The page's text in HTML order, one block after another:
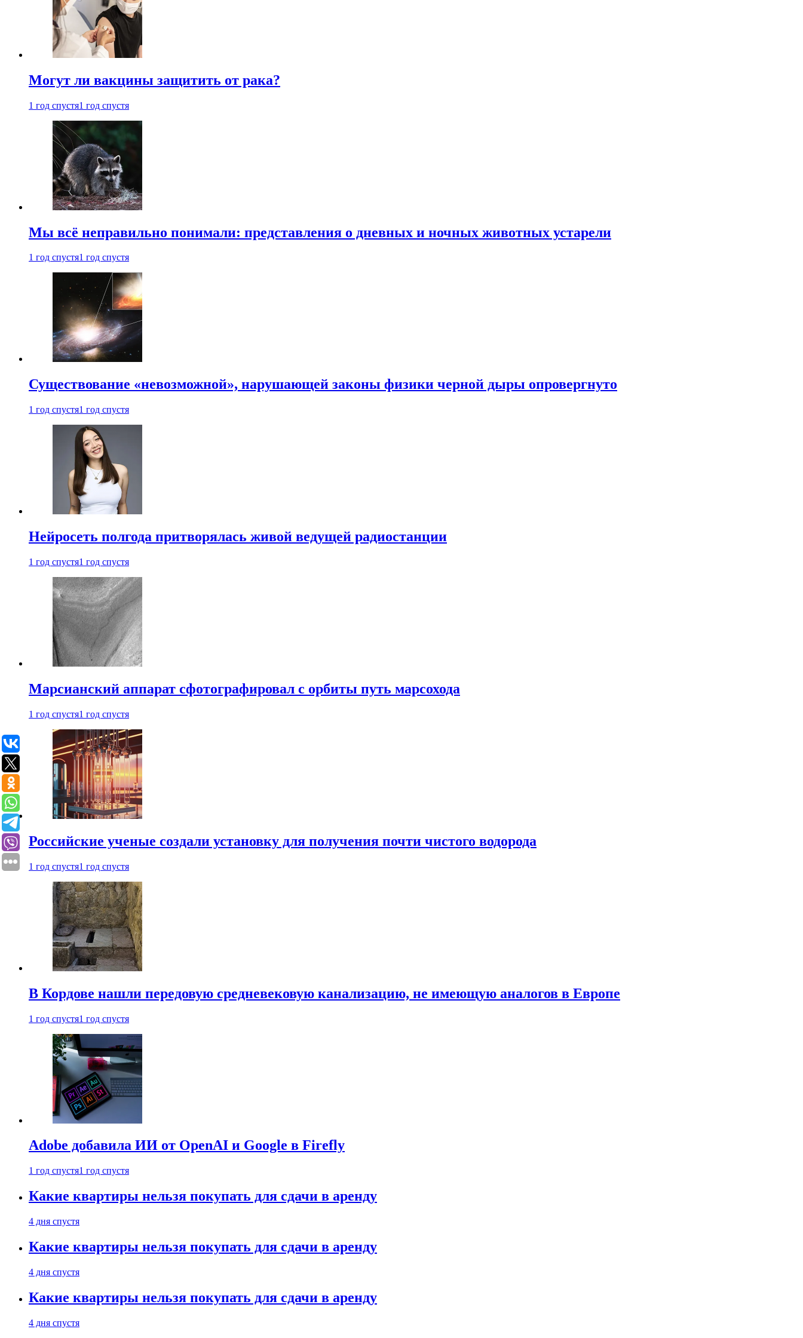
Могут ли вакцины защитить от рака?
1 год спустя1 год спустя
Мы всё неправильно понимали: представления о дневных и ночных животных устарели
1 год спустя1 год спустя
Существование «невозможной», нарушающей законы физики черной дыры опровергнуто
1 год спустя1 год спустя
Нейросеть полгода притворялась живой ведущей радиостанции
1 год спустя1 год спустя
Марсианский аппарат сфотографировал с орбиты путь марсохода
1 год спустя1 год спустя
Российские ученые создали установку для получения почти чистого водорода
1 год спустя1 год спустя
В Кордове нашли передовую средневековую канализацию, не имеющую аналогов в Европе
1 год спустя1 год спустя
Adobe добавила ИИ от OpenAI и Google в Firefly
1 год спустя1 год спустя
Какие квартиры нельзя покупать для сдачи в аренду
4 дня спустя
Какие квартиры нельзя покупать для сдачи в аренду
4 дня спустя
Какие квартиры нельзя покупать для сдачи в аренду
4 дня спустя